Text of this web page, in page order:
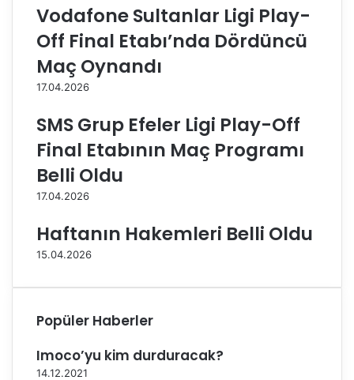
R
a
d
o
s
n
d
a
b
a
f
a
o
u
v
n
m
b
y
Vodafone Sultanlar Ligi Play-
Off Final Etabı’nda Dördüncü
Maç Oynandı
17.04.2026
SMS Grup Efeler Ligi Play-Off
Final Etabının Maç Programı
Belli Oldu
17.04.2026
Haftanın Hakemleri Belli Oldu
15.04.2026
Popüler Haberler
Imoco’yu kim durduracak?
14.12.2021